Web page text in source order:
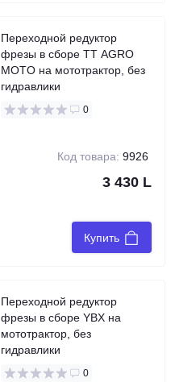
Переходной редуктор
фрезы в сборе TT AGRO
MOTO на мототрактор, без
гидравлики
0
Код товара: 9926
3 430 L
Купить
Переходной редуктор
фрезы в сборе YBX на
мототрактор, без
гидравлики
0